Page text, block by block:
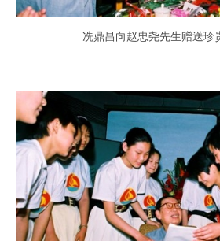
冼鼎昌向赵忠尧先生赠送珍